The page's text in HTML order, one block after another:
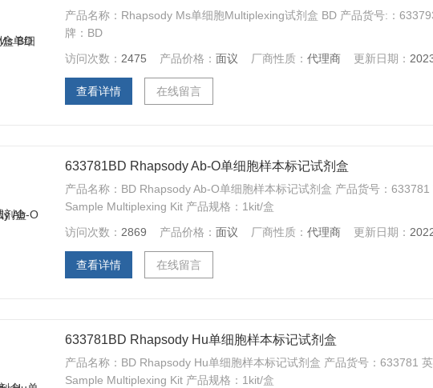
产品名称：Rhapsody Ms单细胞Multiplexing试剂盒 BD 产品货号:：
牌：BD
访问次数： 2475 产品价格：面议 厂商性质：代理商 更新日期：
查看详情 在线留言
633781BD Rhapsody Ab-O单细胞样本标记试剂盒
产品名称：BD Rhapsody Ab-O单细胞样本标记试剂盒 产品货号：
Sample Multiplexing Kit 产品规格：1kit/盒
访问次数： 2869 产品价格：面议 厂商性质：代理商 更新日期：
查看详情 在线留言
633781BD Rhapsody Hu单细胞样本标记试剂盒
产品名称：BD Rhapsody Hu单细胞样本标记试剂盒 产品货号：633781
Sample Multiplexing Kit 产品规格：1kit/盒